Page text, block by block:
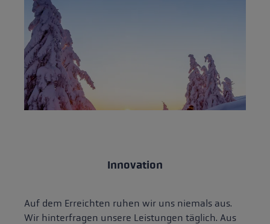
Innovation
Auf dem Erreichten ruhen wir uns niemals aus.
Wir hinterfragen unsere Leistungen täglich. Aus